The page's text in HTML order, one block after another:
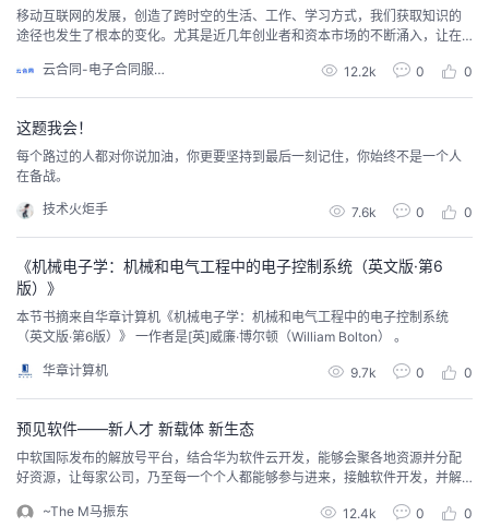
子
直
播
的
活
动
我
的
关
注
我
的
开
发
者
学
堂
我
的
Programs
我
的
支
持
移动互联网的发展，创造了跨时空的生活、工作、学习方式，我们获取知识的
途径也发生了根本的变化。尤其是近几年创业者和资本市场的不断涌入，让在
云合同-电子合同服务
12.2k 0 0
这题我会！
每个路过的人都对你说加油，你更要坚持到最后一刻记住，你始终不是一个人
在备战。
技术火炬手 7.6k 0 0
《机械电子学：机械和电气工程中的电子控制系统（英文版·第6
版）》
本节书摘来自华章计算机《机械电子学：机械和电气工程中的电子控制系统
（英文版·第6版）》 一作者是[英]威廉·博尔顿（William Bolton） 。
华章计算机 9.7k 0 0
预见软件——新人才 新载体 新生态
中软国际发布的解放号平台，结合华为软件云开发，能够会聚各地资源并分配
好资源，让每家公司，乃至每一个个人都能够参与进来，接触软件开发，并解
场，实现了高资源聚集、高资源分配、高效率研发的产业新生态，不但推动当
~The M马振东 12.4k 0 0